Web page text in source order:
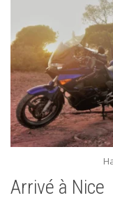
Arrivé à Nice